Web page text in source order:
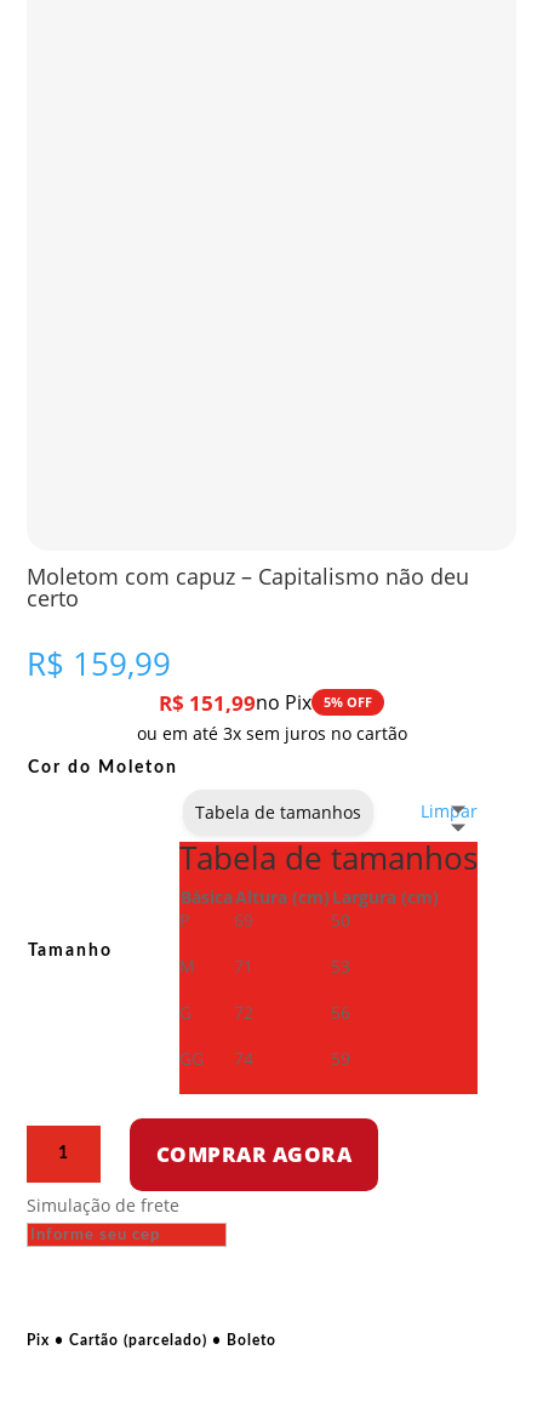
Moletom com capuz – Capitalismo não deu
certo
R$ 159,99
R$ 151,99no Pix 5% OFF
ou em até 3x sem juros no cartão
Cor do Moleton
Tamanho
Limpar
Tabela de tamanhos
Tabela de tamanhos
BásicaAltura (cm) Largura (cm)
P
69
50
M
71
53
G
72
56
GG
74 59
-
Capitalismo
certo
COMPRAR AGORA
Simulação de frete
Pix • Cartão (parcelado) • Boleto